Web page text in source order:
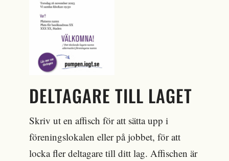
DELTAGARE TILL LAGET
Skriv ut en affisch för att sätta upp i
föreningslokalen eller på jobbet, för att
locka fler deltagare till ditt lag. Affischen är